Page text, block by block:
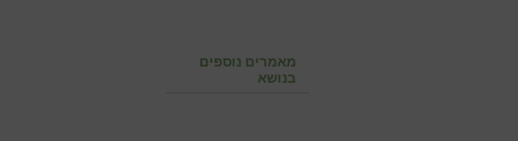
מאמרים נוספים
בנושא